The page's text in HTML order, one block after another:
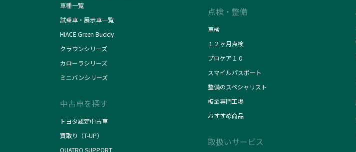
車種一覧
試乗車・展示車一覧
HIACE Green Buddy
クラウンシリーズ
カローラシリーズ
ミニバンシリーズ
中古車を探す
トヨタ認定中古車
買取り（T-UP）
QUATRO SUPPORT
点検・整備
車検
１２ヶ月点検
プロケア１０
スマイルパスポート
整備のスペシャリスト
板金専門工場
おすすめ商品
取扱いサービス